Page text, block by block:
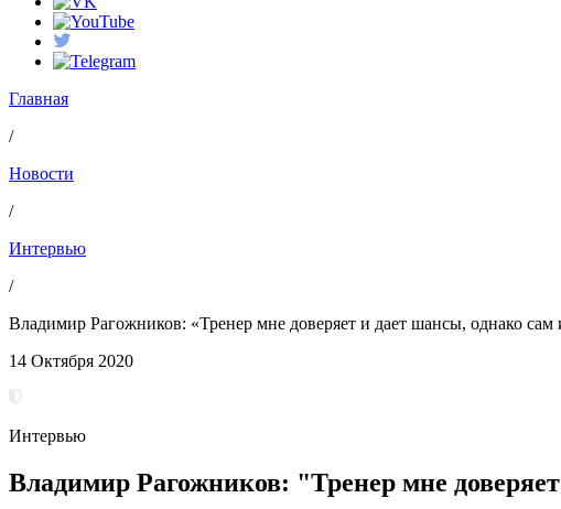
Главная
/
Новости
/
Интервью
/
Владимир Рагожников: «Тренер мне доверяет и дает шансы, однако сам
14 Октября 2020
Интервью
Владимир Рагожников: "Тренер мне